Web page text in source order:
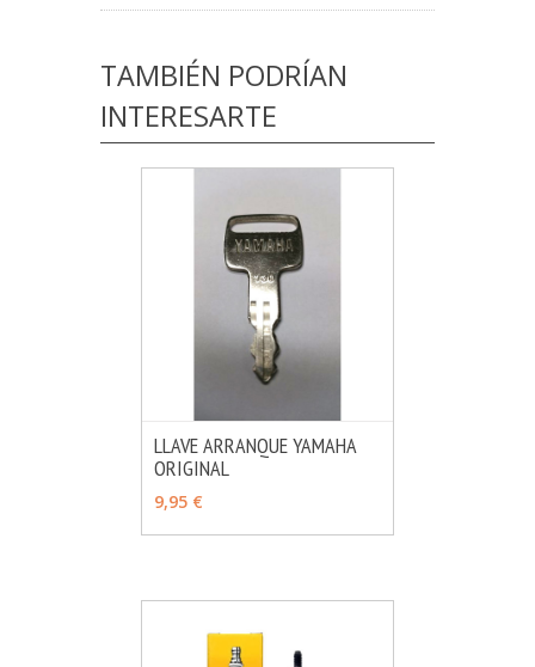
TAMBIÉN PODRÍAN
INTERESARTE
VER OPCIONES
LLAVE ARRANQUE YAMAHA
ORIGINAL
9,95 €